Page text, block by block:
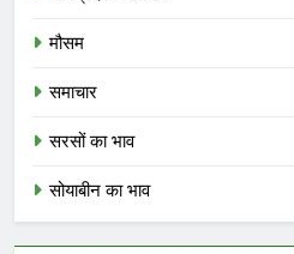
मौसम
समाचार
सरसों का भाव
सोयाबीन का भाव